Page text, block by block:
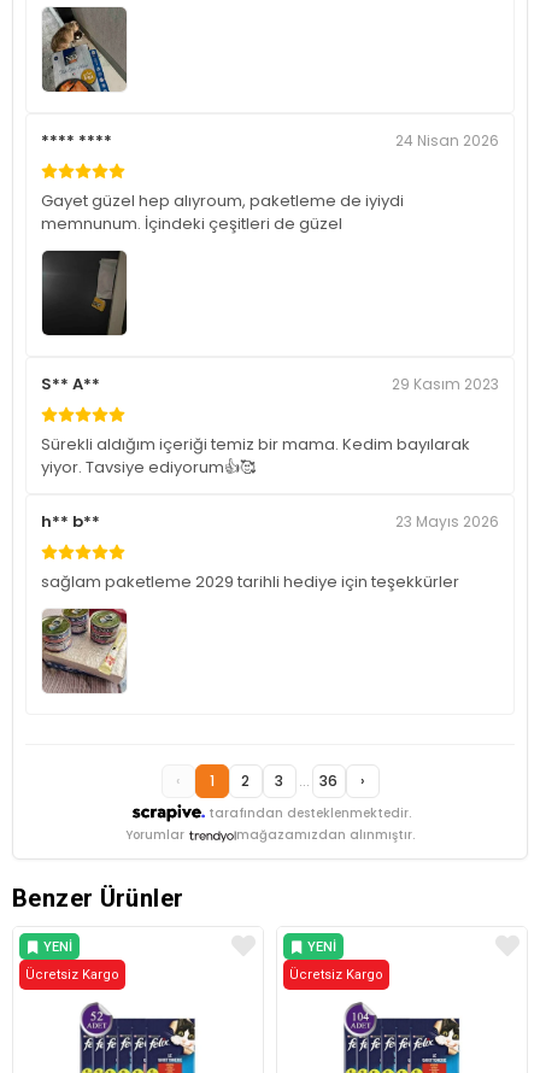
**** **** 24 Nisan 2026
Gayet güzel hep alıyroum, paketleme de iyiydi
memnunum. İçindeki çeşitleri de güzel
S** A** 29 Kasım 2023
Sürekli aldığım içeriği temiz bir mama. Kedim bayılarak
yiyor. Tavsiye ediyorum👍🥰
h** b** 23 Mayıs 2026
sağlam paketleme 2029 tarihli hediye için teşekkürler
tarafından desteklenmektedir.
‹ 1 2 3 ... 36 ›
Yorumlar mağazamızdan alınmıştır.
Benzer Ürünler
YENI
ÜRÜN
Ücretsiz Kargo
YENI
ÜRÜN
Ücretsiz Kargo